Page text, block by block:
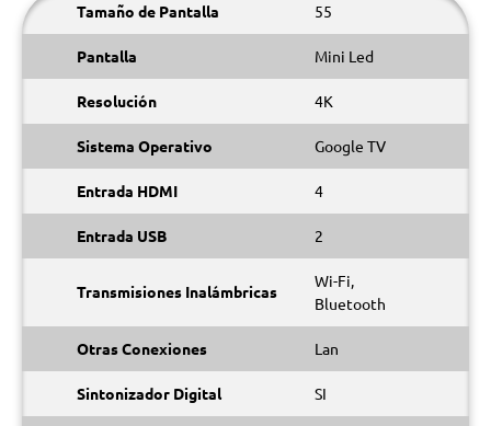
Tamaño de Pantalla 55
Pantalla Mini Led
Resolución 4K
Sistema Operativo Google TV
Entrada HDMI 4
Entrada USB 2
Transmisiones Inalámbricas
Wi-Fi,
Bluetooth
Otras Conexiones Lan
Sintonizador Digital SI